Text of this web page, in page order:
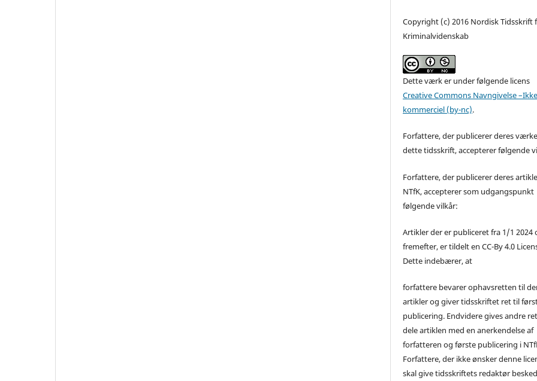
Copyright (c) 2016 Nordisk Tidsskrift
Kriminalvidenskab
Dette værk er under følgende licens
Creative Commons Navngivelse
kommerciel (by-nc).
Forfattere, der publicerer deres
dette tidsskrift, accepterer følgende
Forfattere, der publicerer deres
NTfK, accepterer som udgangspunkt
følgende vilkår:
Artikler der er publiceret fra 1/1 2024
fremefter, er tildelt en CC-By 4.0
Dette indebærer, at
forfattere bevarer ophavsretten til
artikler og giver tidsskriftet ret til
publicering. Endvidere gives andre
dele artiklen med en anerkendelse af
forfatteren og første publicering i
Forfattere, der ikke ønsker denne
skal give tidsskriftets redaktør besked